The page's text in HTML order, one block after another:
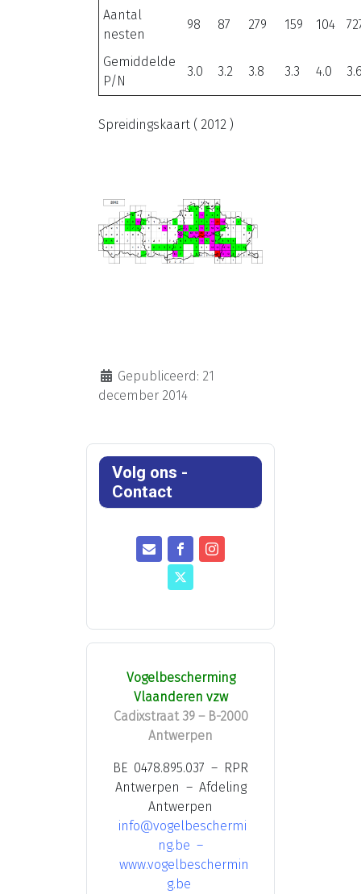
Aantal
nesten
98 87 279 159 104
Gemiddelde
P/N
3.0 3.2 3.8 3.3 4.0
Spreidingskaart ( 2012 )
Gepubliceerd: 21
december 2014
Volg ons -
Contact
Vogelbescherming
Vlaanderen vzw
Cadixstraat 39 – B-2000
Antwerpen
BE 0478.895.037 – RPR
Antwerpen – Afdeling
Antwerpen
info@vogelbeschermi
ng.be –
www.vogelbeschermin
g.be